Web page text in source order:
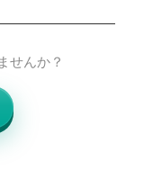
せんか？